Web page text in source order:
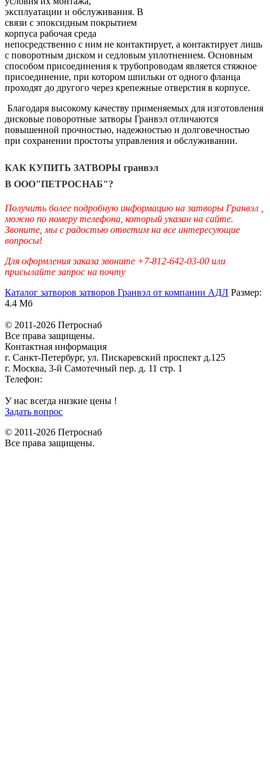
эксплуатации и обслуживания. В
связи с эпоксидным покрытием
корпуса рабочая среда
непосредственно с ним не контактирует, а контактирует лишь
с поворотным диском и седловым уплотнением. Основным
способом присоединения к трубопроводам является стяжное
присоединение, при котором шпильки от одного фланца
проходят до другого через крепежные отверстия в корпусе.
Благодаря высокому качеству применяемых для изготовления
дисковые поворотные затворы Гранвэл отличаются
повышенной прочностью, надежностью и долговечностью
при сохранении простоты управления и обслуживании.
КАК КУПИТЬ ЗАТВОРЫ гранвэл
В ООО"ПЕТРОСНАБ"?
Получить более подробную информацию на затворы Гранвэл ,
можно по номеру телефона, который указан на сайте.
Звоните, мы с радостью ответим на все интересующие
вопросы!
Для оформления заказа звоните +7-812-642-03-00 или
присылайте запрос на почту
Каталог затворов затворов Гранвэл от компании АДЛ Размер:
4.4 Мб
© 2011-2026 Петроснаб
Все права защищены.
Контактная информация
г. Санкт-Петербург, ул. Пискаревский проспект д.125
г. Москва, 3-й Самотечный пер. д. 11 стр. 1
Телефон:
У нас всегда низкие цены !
Задать вопрос
© 2011-2026 Петроснаб
Все права защищены.